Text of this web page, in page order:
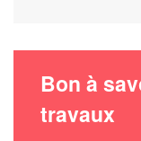
Bon à
travaux